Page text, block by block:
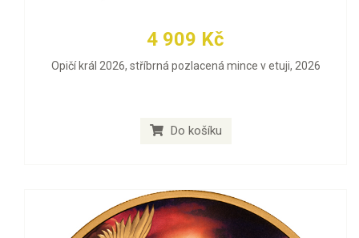
4 909 Kč
Opičí král 2026, stříbrná pozlacená mince v etuji, 2026
Do košíku